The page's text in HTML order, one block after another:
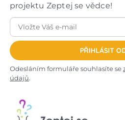
projektu Zeptej se vědce!
PŘIHLÁSIT
Odesláním formuláře souhlasíte se
údajů.